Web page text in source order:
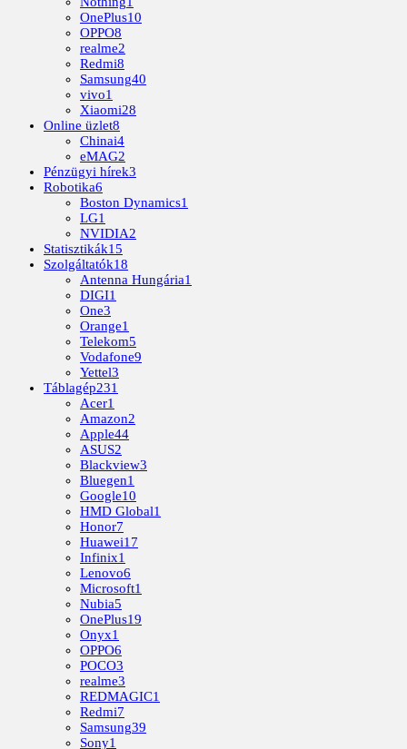
OnePlus10
OPPO8
realme2
Redmi8
Samsung40
vivo1
Xiaomi28
Online üzlet8
Chinai4
eMAG2
Pénzügyi hírek3
Robotika6
Boston Dynamics1
LG1
NVIDIA2
Statisztikák15
Szolgáltatók18
Antenna Hungária1
DIGI1
One3
Orange1
Telekom5
Vodafone9
Yettel3
Táblagép231
Acer1
Amazon2
Apple44
ASUS2
Blackview3
Bluegen1
Google10
HMD Global1
Honor7
Huawei17
Infinix1
Lenovo6
Microsoft1
Nubia5
OnePlus19
Onyx1
OPPO6
POCO3
realme3
REDMAGIC1
Redmi7
Samsung39
Sony1